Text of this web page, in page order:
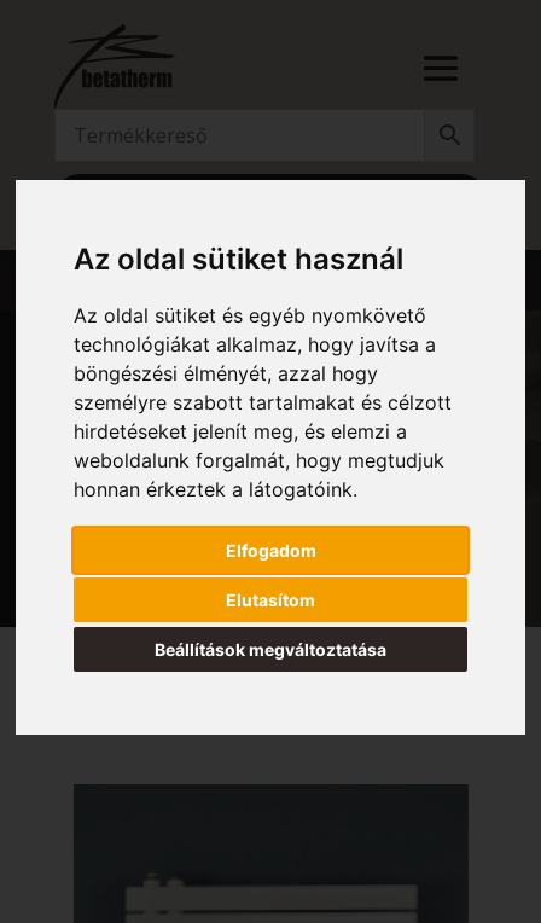
Az oldal sütiket használ
Az oldal sütiket és egyéb nyomkövető
technológiákat alkalmaz, hogy javítsa a
böngészési élményét, azzal hogy
személyre szabott tartalmakat és célzott
hirdetéseket jelenít meg, és elemzi a
weboldalunk forgalmát, hogy megtudjuk
honnan érkeztek a látogatóink.
Elfogadom
Elutasítom
Beállítások megváltoztatása
HNV – MYRTUS TISZTÁN
ELEKTROMOS ÜZEM